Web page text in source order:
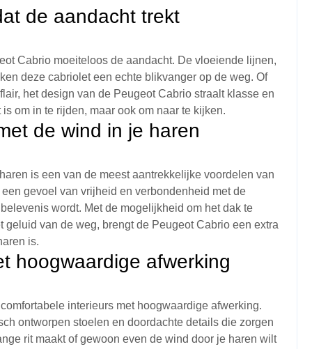
de aandacht trekt
Cabrio moeiteloos de aandacht. De vloeiende lijnen,
deze cabriolet een echte blikvanger op de weg. Of
het design van de Peugeot Cabrio straalt klasse en
om in te rijden, maar ook om naar te kijken.
de wind in je haren
is een van de meest aantrekkelijke voordelen van
gevoel van vrijheid en verbondenheid met de
wordt. Met de mogelijkheid om het dak te
van de weg, brengt de Peugeot Cabrio een extra
is.
hoogwaardige afwerking
interieurs met hoogwaardige afwerking.
ontworpen stoelen en doordachte details die zorgen
rit maakt of gewoon even de wind door je haren wilt